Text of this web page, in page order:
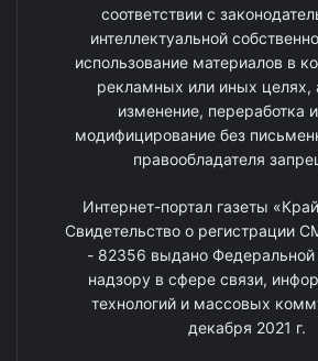
соответствии с
интеллектуальной
использование материалов в
рекламных или иных целях,
изменение, переработка
модифицирование без
правообладателя
Интернет-портал газеты
Свидетельство о регистрации
- 82356 выдано
надзору в сфере связи,
технологий и массовых
декабря 2021 г.